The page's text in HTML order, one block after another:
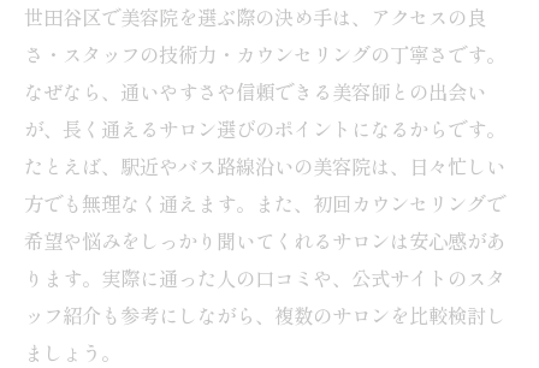
世田谷区で美容院を選ぶ際の決め手は、アクセスの良
さ・スタッフの技術力・カウンセリングの丁寧さです。
なぜなら、通いやすさや信頼できる美容師との出会い
が、長く通えるサロン選びのポイントになるからです。
たとえば、駅近やバス路線沿いの美容院は、日々忙しい
方でも無理なく通えます。また、初回カウンセリングで
希望や悩みをしっかり聞いてくれるサロンは安心感があ
ります。実際に通った人の口コミや、公式サイトのスタ
ッフ紹介も参考にしながら、複数のサロンを比較検討し
ましょう。